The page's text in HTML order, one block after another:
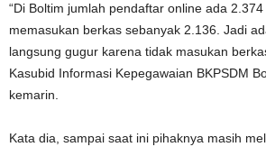
“Di Boltim jumlah pendaftar online ada
memasukan berkas sebanyak 2.136. Jadi
langsung gugur karena tidak masukan
Kasubid Informasi Kepegawaian BKPSDM
kemarin.
Kata dia, sampai saat ini pihaknya masih